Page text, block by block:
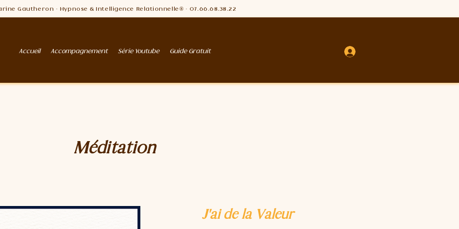
Gautheron · Hypnose & Intelligence Relationnelle® · 07.66.68.38.22
Accueil Accompagnement Série Youtube Guide Gratuit
Méditation
J'ai de la Valeur